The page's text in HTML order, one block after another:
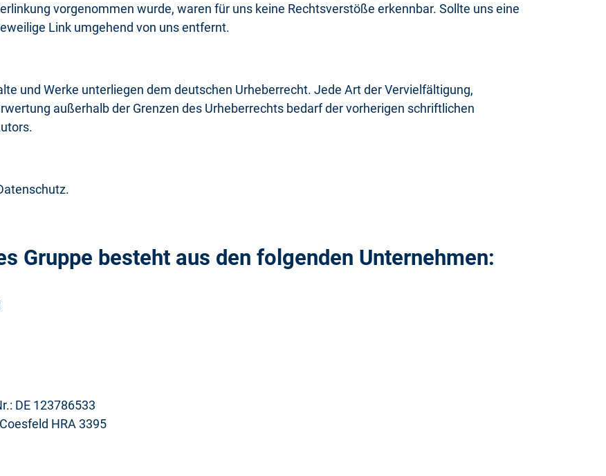
vorgenommen wurde, waren für uns keine Rechtsverstöße erkennbar. Sollte uns eine
Link umgehend von uns entfernt.
und Werke unterliegen dem deutschen Urheberrecht. Jede Art der Vervielfältigung,
außerhalb der Grenzen des Urheberrechts bedarf der vorherigen schriftlichen
Gruppe besteht aus den folgenden Unternehmen:
DE 123786533
HRA 3395